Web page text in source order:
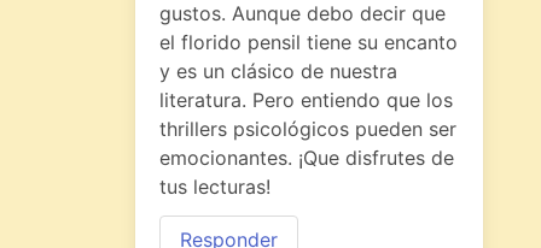
gustos. Aunque debo decir que
el florido pensil tiene su encanto
y es un clásico de nuestra
literatura. Pero entiendo que los
thrillers psicológicos pueden ser
emocionantes. ¡Que disfrutes de
tus lecturas!
Responder